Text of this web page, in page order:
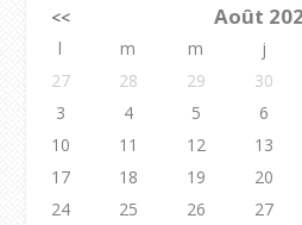
<< Août
l
m m j
27
28 29 30
3
4 5 6
10
11 12 13
17
18 19 20
24
25 26 27